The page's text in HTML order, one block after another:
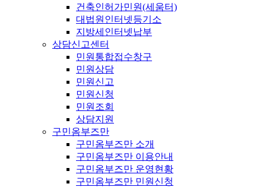
건축인허가민원(세움터)
대법원인터넷등기소
지방세인터넷납부
상담신고센터
민원통합접수창구
민원상담
민원신고
민원신청
민원조회
상담지원
구민옴부즈만
구민옴부즈만 소개
구민옴부즈만 이용안내
구민옴부즈만 운영현황
구민옴부즈만 민원신청